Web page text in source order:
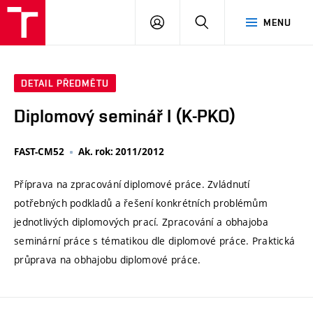
MENU
PŘIHLÁSIT
DETAIL PŘEDMĚTU
Diplomový seminář I (K-PKO)
FAST-CM52 Ak. rok: 2011/2012
Příprava na zpracování diplomové práce. Zvládnutí
potřebných podkladů a řešení konkrétních problémům
jednotlivých diplomových prací. Zpracování a obhajoba
seminární práce s tématikou dle diplomové práce. Praktická
průprava na obhajobu diplomové práce.